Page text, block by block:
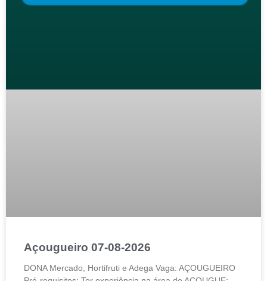
Açougueiro 07-08-2026
DONA Mercado, Hortifruti e Adega Vaga: AÇOUGUEIRO